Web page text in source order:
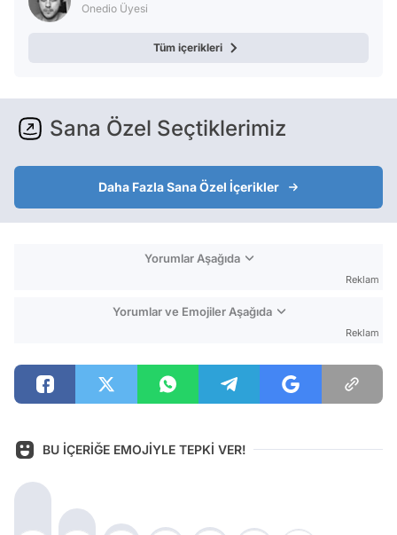
Onedio Üyesi
Tüm içerikleri
Sana Özel Seçtiklerimiz
Daha Fazla Sana Özel İçerikler
Yorumlar Aşağıda
Reklam
Yorumlar ve Emojiler Aşağıda
Reklam
BU İÇERİĞE EMOJİYLE TEPKİ VER!